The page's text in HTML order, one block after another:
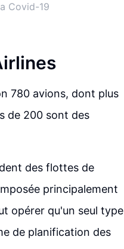
Covid-19
780 avions, dont plus
de 200 sont des
des flottes de
principalement
opérer qu'un seul type
de planification des